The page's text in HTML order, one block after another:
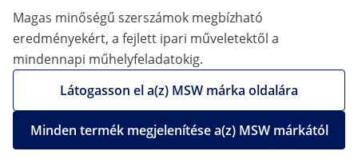
Magas minőségű szerszámok megbízható
eredményekért, a fejlett ipari műveletektől a
mindennapi műhelyfeladatokig.
Látogasson el a(z) MSW márka oldalára
Minden termék megjelenítése a(z) MSW márkától